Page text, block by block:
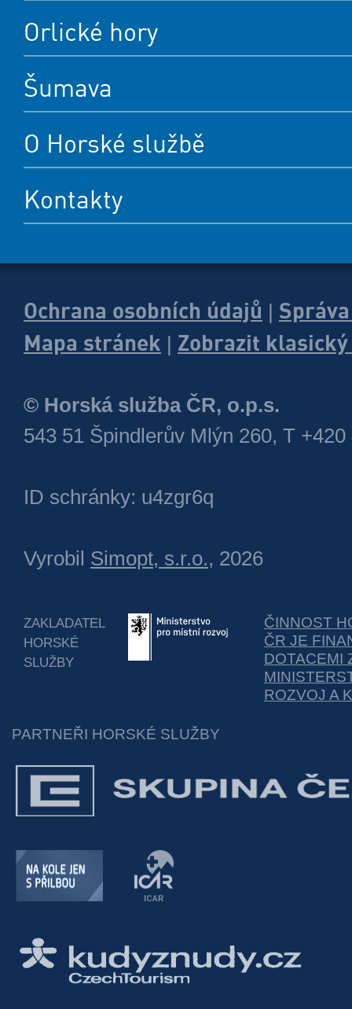
Orlické hory
Šumava
O Horské službě
Kontakty
Ochrana osobních údajů
Mapa stránek
Zobrazit
© Horská služba ČR, o.p.s.
543 51 Špindlerův Mlýn 260, T +420
ID schránky: u4zgr6q
Vyrobil Simopt, s.r.o., 2026
ZAKLADATEL
HORSKÉ
SLUŽBY
ČINNOST
ČR JE
DOTACEMI
ROZVOJ A
PARTNEŘI HORSKÉ SLUŽBY